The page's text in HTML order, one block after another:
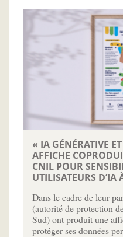
« IA GÉNÉRATIVE
AFFICHE
CNIL POUR
UTILISATEURS D’IA
Dans le cadre de leur
(autorité de protection
Sud) ont produit une
protéger ses données